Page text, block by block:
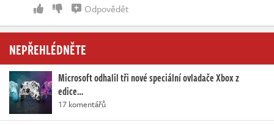
Odpovědět
NEPŘEHLÉDNĚTE
Microsoft odhalil tři nové speciální ovladače Xbox z
edice…
17 komentářů